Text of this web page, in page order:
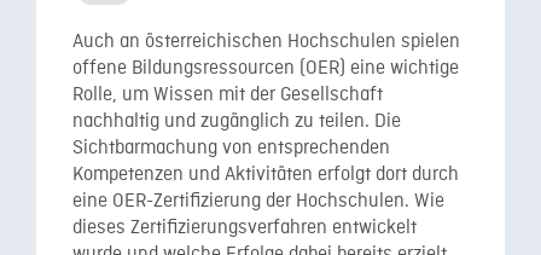
Auch an österreichischen Hochschulen spielen
offene Bildungsressourcen (OER) eine wichtige
Rolle, um Wissen mit der Gesellschaft
nachhaltig und zugänglich zu teilen. Die
Sichtbarmachung von entsprechenden
Kompetenzen und Aktivitäten erfolgt dort durch
eine OER-Zertifizierung der Hochschulen. Wie
dieses Zertifizierungsverfahren entwickelt